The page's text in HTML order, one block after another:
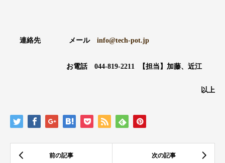
連絡先 メール info@tech-pot.jp
お電話 044-819-2211 【担当】加藤、近江
以上